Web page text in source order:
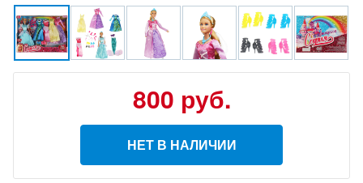
800 руб.
НЕТ В НАЛИЧИИ